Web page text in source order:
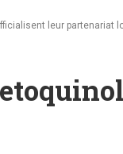
leur partenariat